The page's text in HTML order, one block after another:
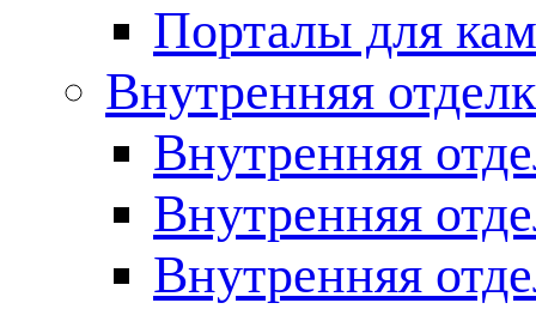
Порталы для
Внутренняя
Внутренняя
Внутренняя
Внутренняя